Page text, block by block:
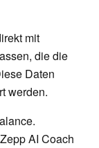
mit
die die
Daten
werden.
AI Coach